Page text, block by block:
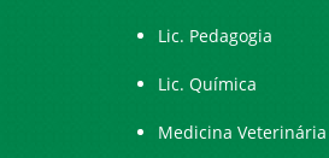
Lic. Pedagogia
Lic. Química
Medicina Veterinária